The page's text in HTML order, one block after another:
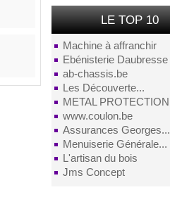
LE TOP 10
Machine à affranchir
Ebénisterie Daubresse
ab-chassis.be
Les Découverte...
METAL PROTECTION
www.coulon.be
Assurances Georges...
Menuiserie Générale...
L'artisan du bois
Jms Concept